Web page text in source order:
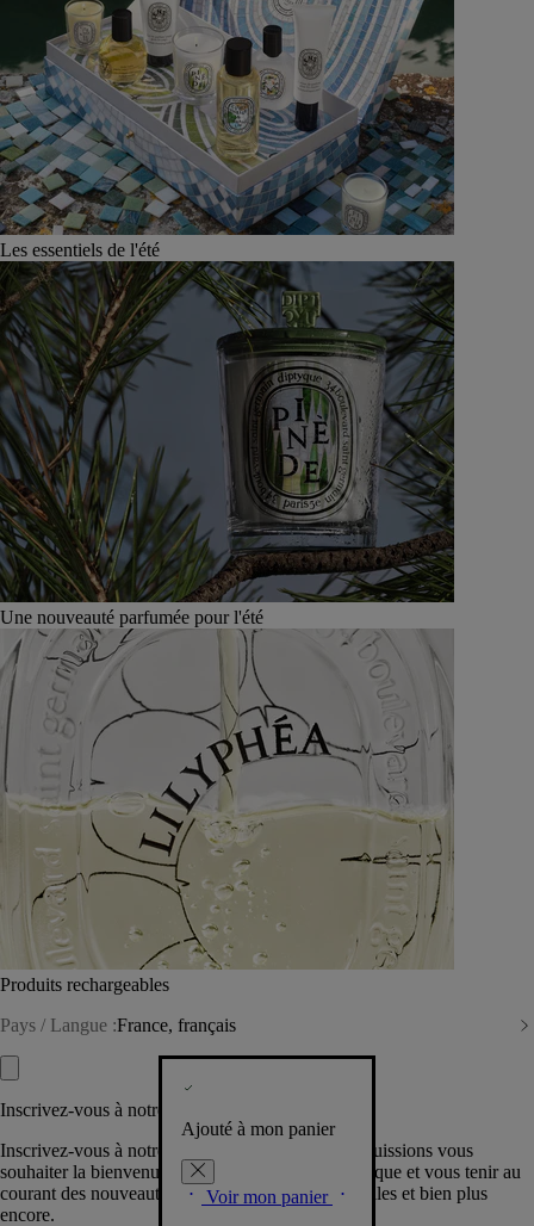
Les essentiels de l'été
Une nouveauté parfumée pour l'été
Produits rechargeables
Pays / Langue :France, français
Ajouté à mon panier
Voir mon panier
Inscrivez-vous à notre Newsletter
Inscrivez-vous à notre newsletter pour que nous puissions vous
souhaiter la bienvenue dans la communauté Diptyque et vous tenir au
courant des nouveautés, événements, offres spéciales et bien plus
encore.